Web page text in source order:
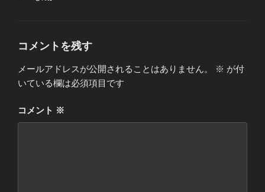
コメントを残す
メールアドレスが公開されることはありません。 ※ が付
いている欄は必須項目です
コメント ※